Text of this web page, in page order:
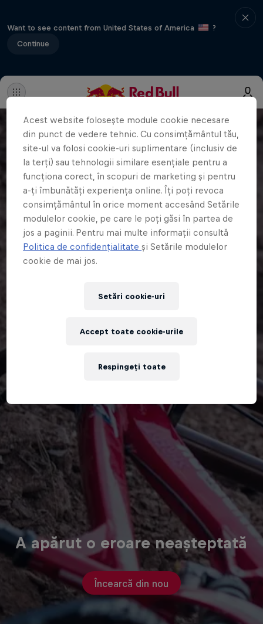
Want to see content from United States of America
?
Continue
A apărut o eroare neașteptată
Încearcă din nou
Acest website folosește module cookie necesare
din punct de vedere tehnic. Cu consimțământul tău,
site-ul va folosi cookie-uri suplimentare (inclusiv de
la terți) sau tehnologii similare esențiale pentru a
funcționa corect, în scopuri de marketing și pentru
a-ți îmbunătăți experiența online. Îți poți revoca
consimțământul în orice moment accesând Setările
modulelor cookie, pe care le poți găsi în partea de
jos a paginii. Pentru mai multe informații consultă
Politica de confidențialitateși Setările modulelor
cookie de mai jos.
Setări cookie-uri
Respingeți toate
Accept toate cookie-urile